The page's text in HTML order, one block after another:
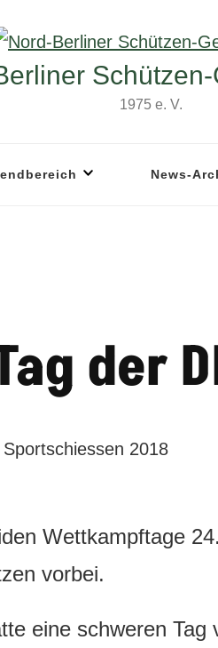
1975 e. V.
News-
der
Wettkampftage
vorbei.
eine schweren Tag